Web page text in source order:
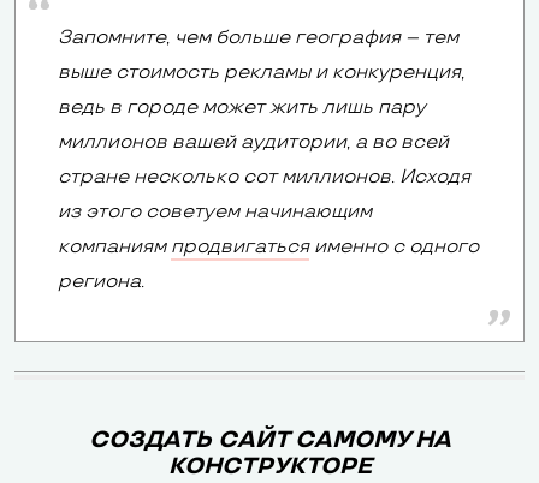
Запомните, чем больше география – тем
выше стоимость рекламы и конкуренция,
ведь в городе может жить лишь пару
миллионов вашей аудитории, а во всей
стране несколько сот миллионов. Исходя
из этого советуем начинающим
компаниям продвигатьсяименно с одного
региона.
СОЗДАТЬ САЙТ САМОМУ НА
КОНСТРУКТОРЕ